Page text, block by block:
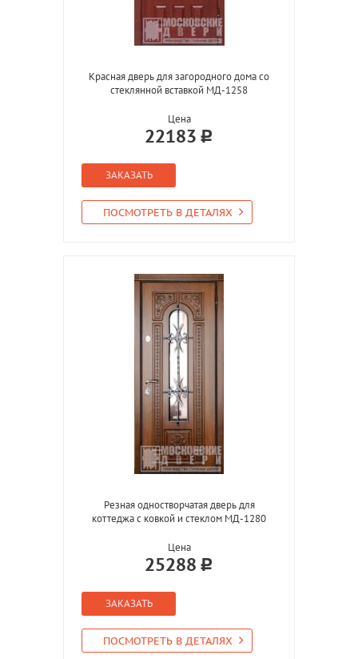
Красная дверь для загородного дома со
стеклянной вставкой МД-1258
Цена
22183
ЗАКАЗАТЬ
ПОСМОТРЕТЬ В ДЕТАЛЯХ
Резная одностворчатая дверь для
коттеджа с ковкой и стеклом МД-1280
Цена
25288
ЗАКАЗАТЬ
ПОСМОТРЕТЬ В ДЕТАЛЯХ